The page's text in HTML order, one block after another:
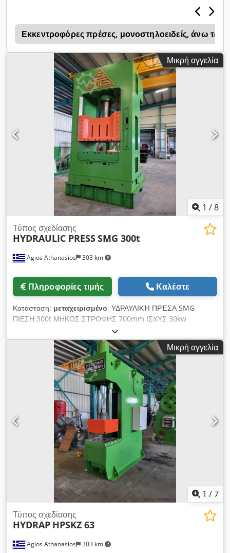
Εκκεντροφόρες πρέσες, μονοστηλοειδείς, άνω των
Μικρή αγγελία
1 /8
Agios Athanasios 303 km
Τύπος σχεδίασης
HYDRAULIC PRESSSMG 300t
Πληροφορίες τιμής Καλέστε
Κατάσταση: μεταχειρισμένο, ΥΔΡΑΥΛΙΚΉ ΠΡΈΣΑ SMG
ΠΙΕΣΗ 300t ΜΗΚΟΣ ΣΤΡΟΦΗΣ 700mm ΙΣΧΥΣ 30kw
ΔΙΑΣΤΑΣΕΙΣ ΤΡΑΠΕΖΑΣ 1500(1600)x1300mm ΔΙΑΣΤΑΣΕΙΣ
ΚΑΤΩ ΤΡΑΠΕΖΑΣ 1500(1600)x1300mm Cedpfxotndu Us Ag
Uerf ΠΛΑΙΣΙΟ 100t ΜΗΚΟΣ ΚΙΝΗΤΟΥ 280mm ΒΑΡΟΣ
28.000kgr ΠΛΗΡΗΣ ΕΠΙΣΚΕΥΗ ΣΑΝ ΚΑΙΝΟΎΡΓΙΟ ΑΛΛΑΞΤΕ
ΤΑ ΠΑΝΤΑ (ΣΦΡΑΓΙΔΕΣ ΑΝΤΛΙΕΣ κ.λπ.)
Μικρή αγγελία
1 /7
Agios Athanasios 303 km
Τύπος σχεδίασης
HYDRAP HPSKZ 63